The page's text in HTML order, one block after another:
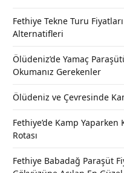
Fethiye Tekne Turu
Alternatifleri
Ölüdeniz’de Yamaç
Okumanız Gerekenler
Ölüdeniz ve Çevresinde
Fethiye’de Kamp
Rotası
Fethiye Babadağ Paraşüt